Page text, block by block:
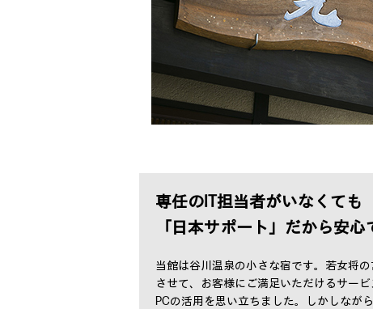
専任のIT担当者がいなくても
「日本サポート」だから安心
当館は谷川温泉の小さな宿です。若女将
させて、お客様にご満足いただけるサー
PCの活用を思い立ちました。しかしなが